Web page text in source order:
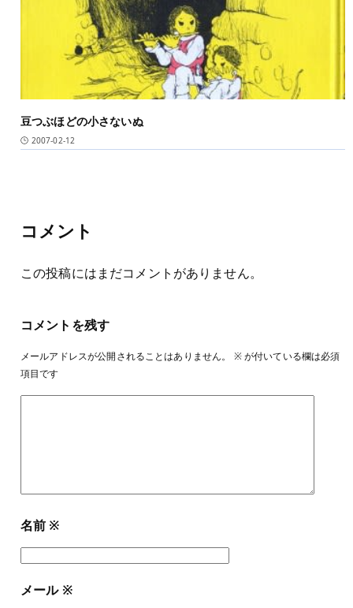
豆つぶほどの小さないぬ
2007-02-12
コメント
この投稿にはまだコメントがありません。
コメントを残す
メールアドレスが公開されることはありません。 ※が付いている欄は必須
項目です
名前 ※
メール ※